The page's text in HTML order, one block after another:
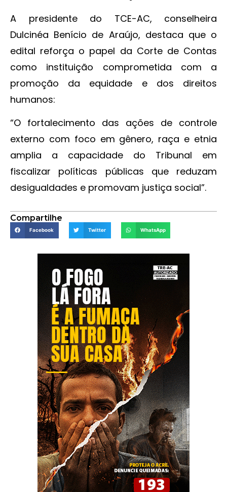
A presidente do TCE-AC, conselheira
Dulcinéa Benício de Araújo, destaca que o
edital reforça o papel da Corte de Contas
como instituição comprometida com a
promoção da equidade e dos direitos
humanos:
“O fortalecimento das ações de controle
externo com foco em gênero, raça e etnia
amplia a capacidade do Tribunal em
fiscalizar políticas públicas que reduzam
desigualdades e promovam justiça social”.
Compartilhe
Facebook Twitter WhatsApp